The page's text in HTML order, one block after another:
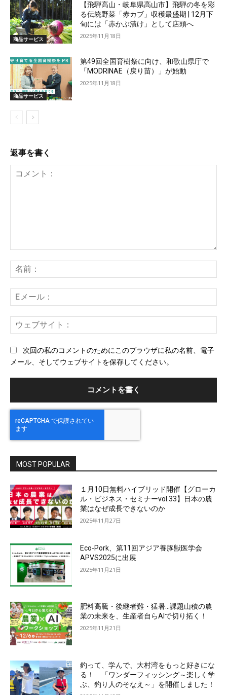
商品サービス
【飛騨高山・岐阜県高山市】飛騨の冬を彩
る伝統野菜「赤カブ」収穫最盛期 | 12月下
旬には「赤かぶ漬け」として店頭へ
2025年11月18日
商品サービス
第49回全国育樹祭に向け、和歌山県庁で
「MODRINAE（戻り苗）」が始動
2025年11月18日
返事を書く
ン
ト：
前
メ
ー
ェ
次回の私のコメントのためにこのブラウザに私の名前、電子
メール、そしてウェブサイトを保存してください。
MOST POPULAR
１月10日無料ハイブリッド開催【グローカ
ル・ビジネス・セミナーvol.33】日本の農
業はなぜ成長できないのか
2025年11月27日
Eco-Pork、第11回アジア養豚獣医学会
APVS2025に出展
2025年11月21日
肥料高騰・後継者難・猛暑…課題山積の農
業の未来を、生産者自らAIで切り拓く！
2025年11月21日
釣って、学んで、大村湾をもっと好きにな
る！ 「ワンダーフィッシング～楽しく学
ぶ、釣り人のそなえ～」を開催しました！